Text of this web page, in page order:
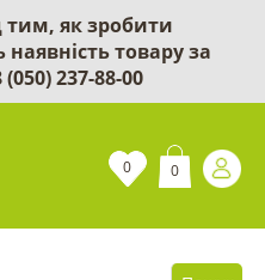
тим, як зробити
товару за
(050) 237-88-00
0 0